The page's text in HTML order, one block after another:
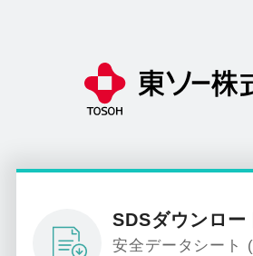
SDSダウンロー
安全データシート